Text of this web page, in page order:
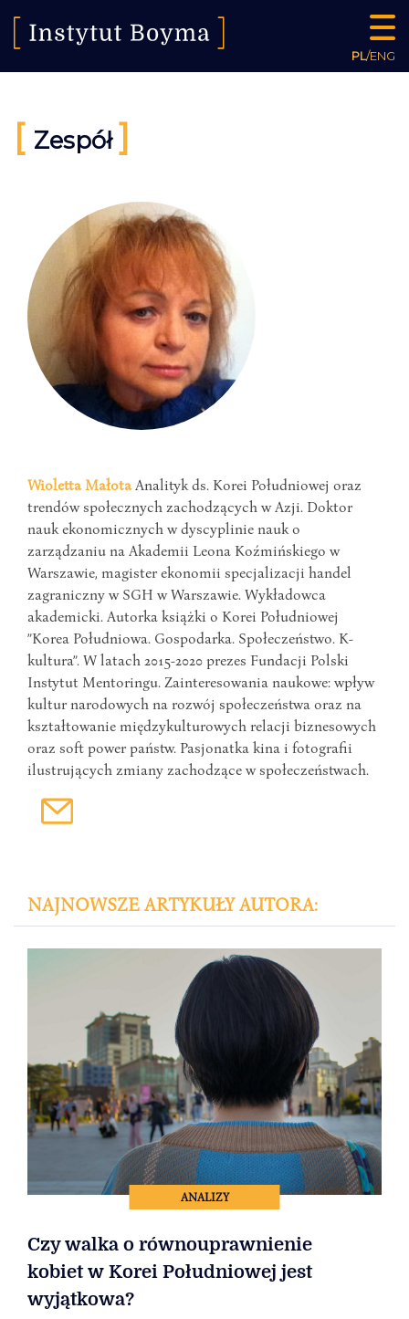
PL/ENG
[ Zespół]
Wioletta MałotaAnalityk ds. Korei Południowej oraz
trendów społecznych zachodzących w Azji. Doktor
nauk ekonomicznych w dyscyplinie nauk o
zarządzaniu na Akademii Leona Koźmińskiego w
Warszawie, magister ekonomii specjalizacji handel
zagraniczny w SGH w Warszawie. Wykładowca
akademicki. Autorka książki o Korei Południowej
”Korea Południowa. Gospodarka. Społeczeństwo. K-
kultura”. W latach 2015-2020 prezes Fundacji Polski
Instytut Mentoringu. Zainteresowania naukowe: wpływ
kultur narodowych na rozwój społeczeństwa oraz na
kształtowanie międzykulturowych relacji biznesowych
oraz soft power państw. Pasjonatka kina i fotografii
ilustrujących zmiany zachodzące w społeczeństwach.
NAJNOWSZE ARTYKUŁY AUTORA:
ANALIZY
Czy walka o równouprawnienie
kobiet w Korei Południowej jest
wyjątkowa?